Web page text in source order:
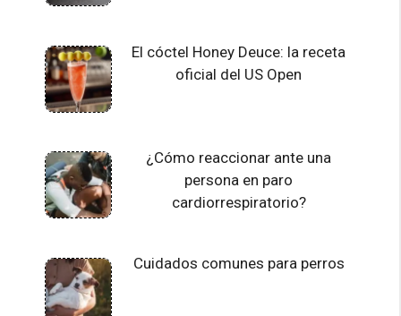
El cóctel Honey Deuce: la receta
oficial del US Open
¿Cómo reaccionar ante una
persona en paro
cardiorrespiratorio?
Cuidados comunes para perros